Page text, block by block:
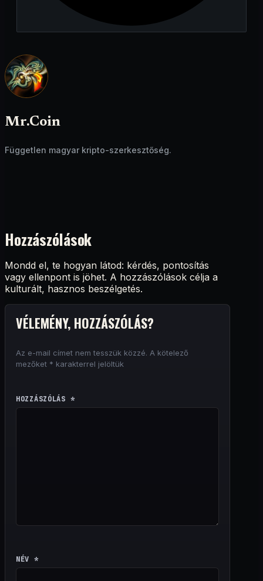
Mr.Coin
Független magyar kripto-szerkesztőség.
Hozzászólások
Mondd el, te hogyan látod: kérdés, pontosítás
vagy ellenpont is jöhet. A hozzászólások célja a
kulturált, hasznos beszélgetés.
VÉLEMÉNY, HOZZÁSZÓLÁS?
Az e-mail címet nem tesszük közzé. A kötelező
mezőket * karakterrel jelöltük
HOZZÁSZÓLÁS *
NÉV *